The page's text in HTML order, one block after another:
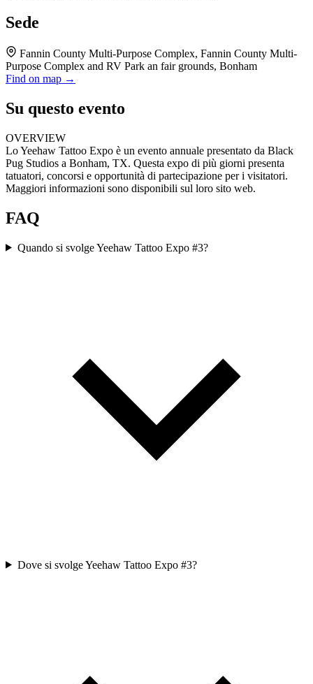
Sede
Fannin County Multi-Purpose Complex, Fannin County Multi-
Purpose Complex and RV Park an fair grounds, Bonham
Find on map →
Su questo evento
OVERVIEW
Lo Yeehaw Tattoo Expo è un evento annuale presentato da Black
Pug Studios a Bonham, TX. Questa expo di più giorni presenta
tatuatori, concorsi e opportunità di partecipazione per i visitatori.
Maggiori informazioni sono disponibili sul loro sito web.
FAQ
Quando si svolge Yeehaw Tattoo Expo #3?
Dove si svolge Yeehaw Tattoo Expo #3?